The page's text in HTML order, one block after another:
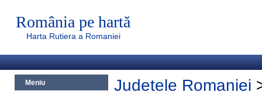
România pe hartă
Harta Rutiera a Romaniei
Meniu
Judetele Romaniei